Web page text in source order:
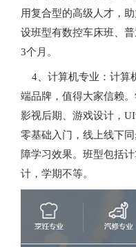
用复合型的高级人才，
设班型有数控车床班、
3个月。
4、计算机专业：计算
端品牌，值得大家信赖
影视后期、游戏设计，
零基础入门，线上线下
障学习效果。班型包括
计，学期不等。